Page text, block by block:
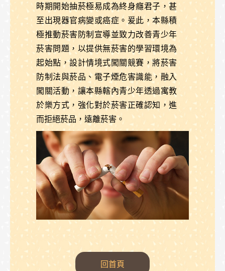
時期開始抽菸極易成為終身癮君子，甚
至出現器官病變或癌症。爰此，本縣積
極推動菸害防制宣導並致力改善青少年
菸害問題，以提供無菸害的學習環境為
起始點，設計情境式闖關競賽，將菸害
防制法與菸品、電子煙危害識能，融入
闖關活動，讓本縣轄內青少年透過寓教
於樂方式，強化對於菸害正確認知，進
而拒絕菸品，遠離菸害。
回首頁